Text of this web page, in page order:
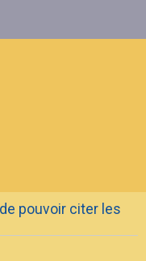
pouvoir citer les